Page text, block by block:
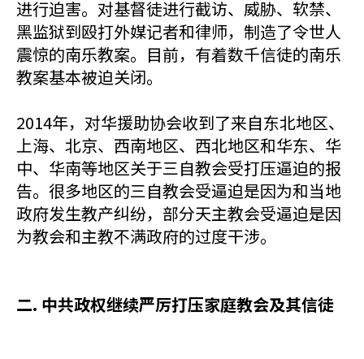
进行迫害。对基督徒进行截访、威胁、软禁、
黑监狱到殴打外媒记者和律师，制造了令世人
震惊的南乐教案。目前，有着数千信徒的南乐
教案基本被迫关闭。
2014年，对华援助协会收到了来自东北地区、
上海、北京、西南地区、西北地区和华东、华
中、华南等地区关于三自教会受打压逼迫的报
告。很多地区的三自教会受逼迫是因为和当地
政府发生教产纠纷，部分天主教会受逼迫是因
为教会和主教不满政府的过度干涉。
二. 中共政权继续严厉打压家庭教会及其信徒